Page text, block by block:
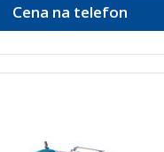
Cena na telefon